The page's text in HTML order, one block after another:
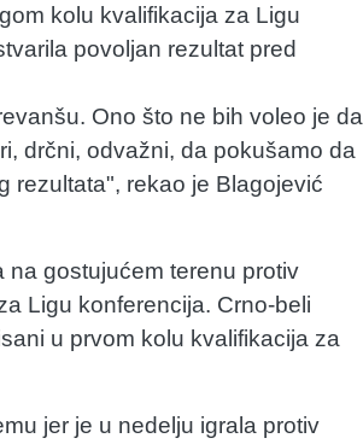
kolu kvalifikacija za Ligu
povoljan rezultat pred
Ono što ne bih voleo je da
drčni, odvažni, da pokušamo da
rezultata", rekao je Blagojević
na gostujućem terenu protiv
Ligu konferencija. Crno-beli
u prvom kolu kvalifikacija za
jer je u nedelju igrala protiv